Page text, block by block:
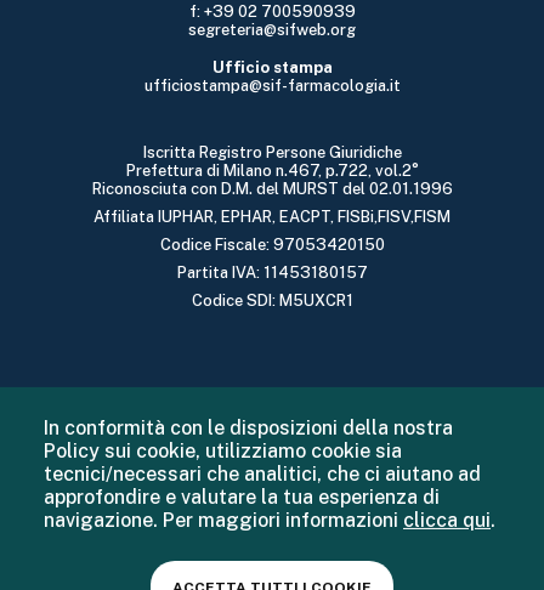
f: +39 02 700590939
segreteria@sifweb.org
Ufficio stampa
ufficiostampa@sif-farmacologia.it
Iscritta Registro Persone Giuridiche
Prefettura di Milano n.467, p.722, vol.2°
Riconosciuta con D.M. del MURST del 02.01.1996
Affiliata IUPHAR, EPHAR, EACPT, FISBi,FISV,FISM
Codice Fiscale: 97053420150
Partita IVA: 11453180157
Codice SDI: M5UXCR1
In conformità con le disposizioni della nostra
Policy sui cookie, utilizziamo cookie sia
tecnici/necessari che analitici, che ci aiutano ad
approfondire e valutare la tua esperienza di
navigazione. Per maggiori informazioni clicca qui.